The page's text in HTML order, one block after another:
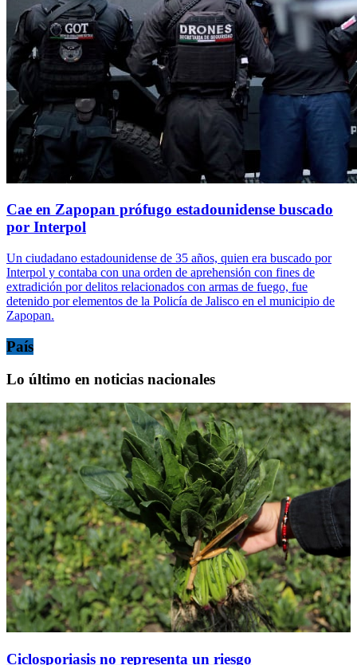
Cae en Zapopan prófugo estadounidense buscado
por Interpol
Un ciudadano estadounidense de 35 años, quien era buscado por
Interpol y contaba con una orden de aprehensión con fines de
extradición por delitos relacionados con armas de fuego, fue
detenido por elementos de la Policía de Jalisco en el municipio de
Zapopan.
País
Lo último en noticias nacionales
Ciclosporiasis no representa un riesgo